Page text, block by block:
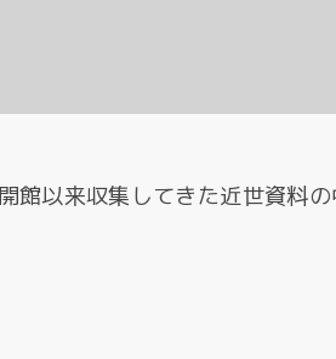
館以来収集してきた近世資料